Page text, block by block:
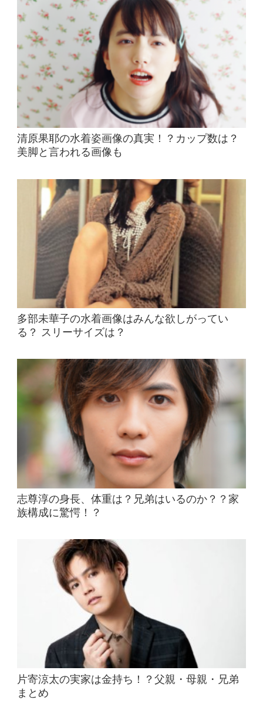
清原果耶の水着姿画像の真実！？カップ数は？
美脚と言われる画像も
多部未華子の水着画像はみんな欲しがってい
る？ スリーサイズは？
志尊淳の身長、体重は？兄弟はいるのか？？家
族構成に驚愕！？
片寄涼太の実家は金持ち！？父親・母親・兄弟
まとめ